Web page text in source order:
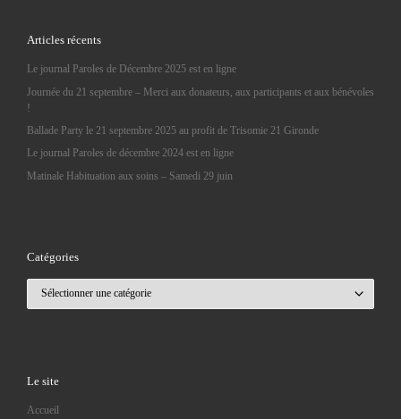
Articles récents
Le journal Paroles de Décembre 2025 est en ligne
Journée du 21 septembre – Merci aux donateurs, aux participants et aux bénévoles
!
Ballade Party le 21 septembre 2025 au profit de Trisomie 21 Gironde
Le journal Paroles de décembre 2024 est en ligne
Matinale Habituation aux soins – Samedi 29 juin
Catégories
Le site
Accueil